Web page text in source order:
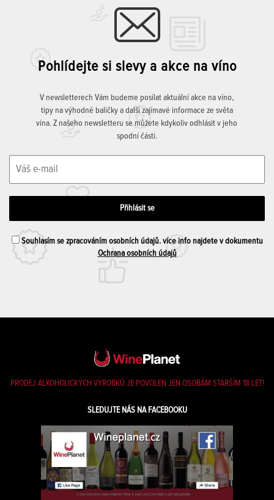
Pohlídejte si slevy a akce na víno
V newsletterech Vám budeme posílat aktuální akce na víno,
tipy na výhodné balíčky a další zajímavé informace ze světa
vína. Z našeho newsletteru se můžete kdykoliv odhlásit v jeho
spodní části.
Souhlasím se zpracováním osobních údajů. více info najdete v dokumentu
Ochrana osobních údajů
PRODEJ ALKOHOLICKÝCH VÝROBKŮ JE POVOLEN JEN OSOBÁM STARŠÍM 18 LET!
SLEDUJTE NÁS NA FACEBOOKU